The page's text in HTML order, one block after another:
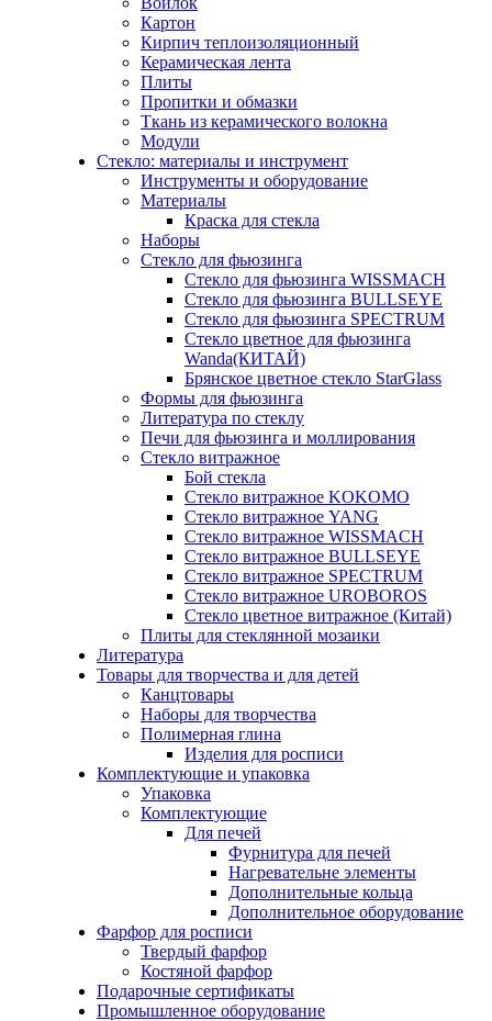
Картон
Кирпич теплоизоляционный
Керамическая лента
Плиты
Пропитки и обмазки
Ткань из керамического волокна
Модули
Стекло: материалы и инструмент
Инструменты и оборудование
Материалы
Краска для стекла
Наборы
Стекло для фьюзинга
Стекло для фьюзинга WISSMACH
Стекло для фьюзинга BULLSEYE
Стекло для фьюзинга SPECTRUM
Стекло цветное для фьюзинга
Wanda(КИТАЙ)
Брянское цветное стекло StarGlass
Формы для фьюзинга
Литература по стеклу
Печи для фьюзинга и моллирования
Стекло витражное
Бой стекла
Стекло витражное KOKOMO
Стекло витражное YANG
Стекло витражное WISSMACH
Стекло витражное BULLSEYE
Стекло витражное SPECTRUM
Стекло витражное UROBOROS
Стекло цветное витражное (Китай)
Плиты для стеклянной мозаики
Литература
Товары для творчества и для детей
Канцтовары
Наборы для творчества
Полимерная глина
Изделия для росписи
Комплектующие и упаковка
Упаковка
Комплектующие
Для печей
Фурнитура для печей
Нагревательне элементы
Дополнительные кольца
Дополнительное оборудование
Фарфор для росписи
Твердый фарфор
Костяной фарфор
Подарочные сертификаты
Промышленное оборудование